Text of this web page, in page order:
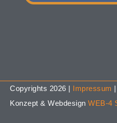
Copyrights 2026 | Impressum |
Konzept & Webdesign WEB-4